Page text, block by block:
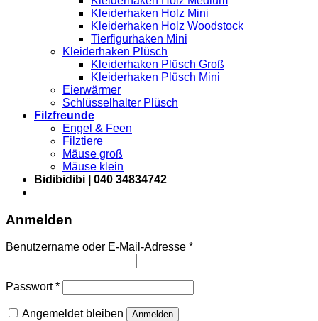
Kleiderhaken Holz Mini
Kleiderhaken Holz Woodstock
Tierfigurhaken Mini
Kleiderhaken Plüsch
Kleiderhaken Plüsch Groß
Kleiderhaken Plüsch Mini
Eierwärmer
Schlüsselhalter Plüsch
Filzfreunde
Engel & Feen
Filztiere
Mäuse groß
Mäuse klein
Bidibidibi | 040 34834742
Anmelden
Benutzername oder E-Mail-Adresse *Erforderlich
Passwort*Erforderlich
Angemeldet bleiben Anmelden